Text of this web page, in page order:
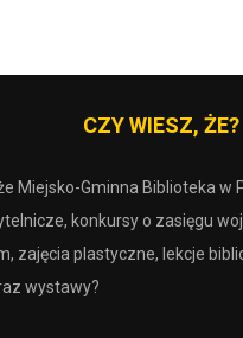
CZY WIESZ, ŻE?
Miejsko-Gminna Biblioteka w
konkursy o zasięgu
zajęcia plastyczne, lekcje
wystawy?